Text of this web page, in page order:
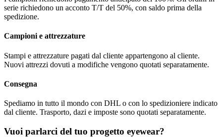
serie richiedono un acconto T/T del 50%, con saldo prima della
spedizione.
Campioni e attrezzature
Stampi e attrezzature pagati dal cliente appartengono al cliente.
Nuovi attrezzi dovuti a modifiche vengono quotati separatamente.
Consegna
Spediamo in tutto il mondo con DHL o con lo spedizioniere indicato
dal cliente. Trasporto, dazi e imposte sono quotati separatamente.
Vuoi parlarci del tuo progetto eyewear?